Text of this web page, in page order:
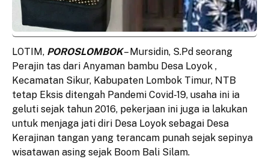
LOTIM, POROSLOMBOK– Mursidin, S.Pd seorang
Perajin tas dari Anyaman bambu Desa Loyok ,
Kecamatan Sikur, Kabupaten Lombok Timur, NTB
tetap Eksis ditengah Pandemi Covid-19, usaha ini ia
geluti sejak tahun 2016, pekerjaan ini juga ia lakukan
untuk menjaga jati diri Desa Loyok sebagai Desa
Kerajinan tangan yang terancam punah sejak sepinya
wisatawan asing sejak Boom Bali Silam.